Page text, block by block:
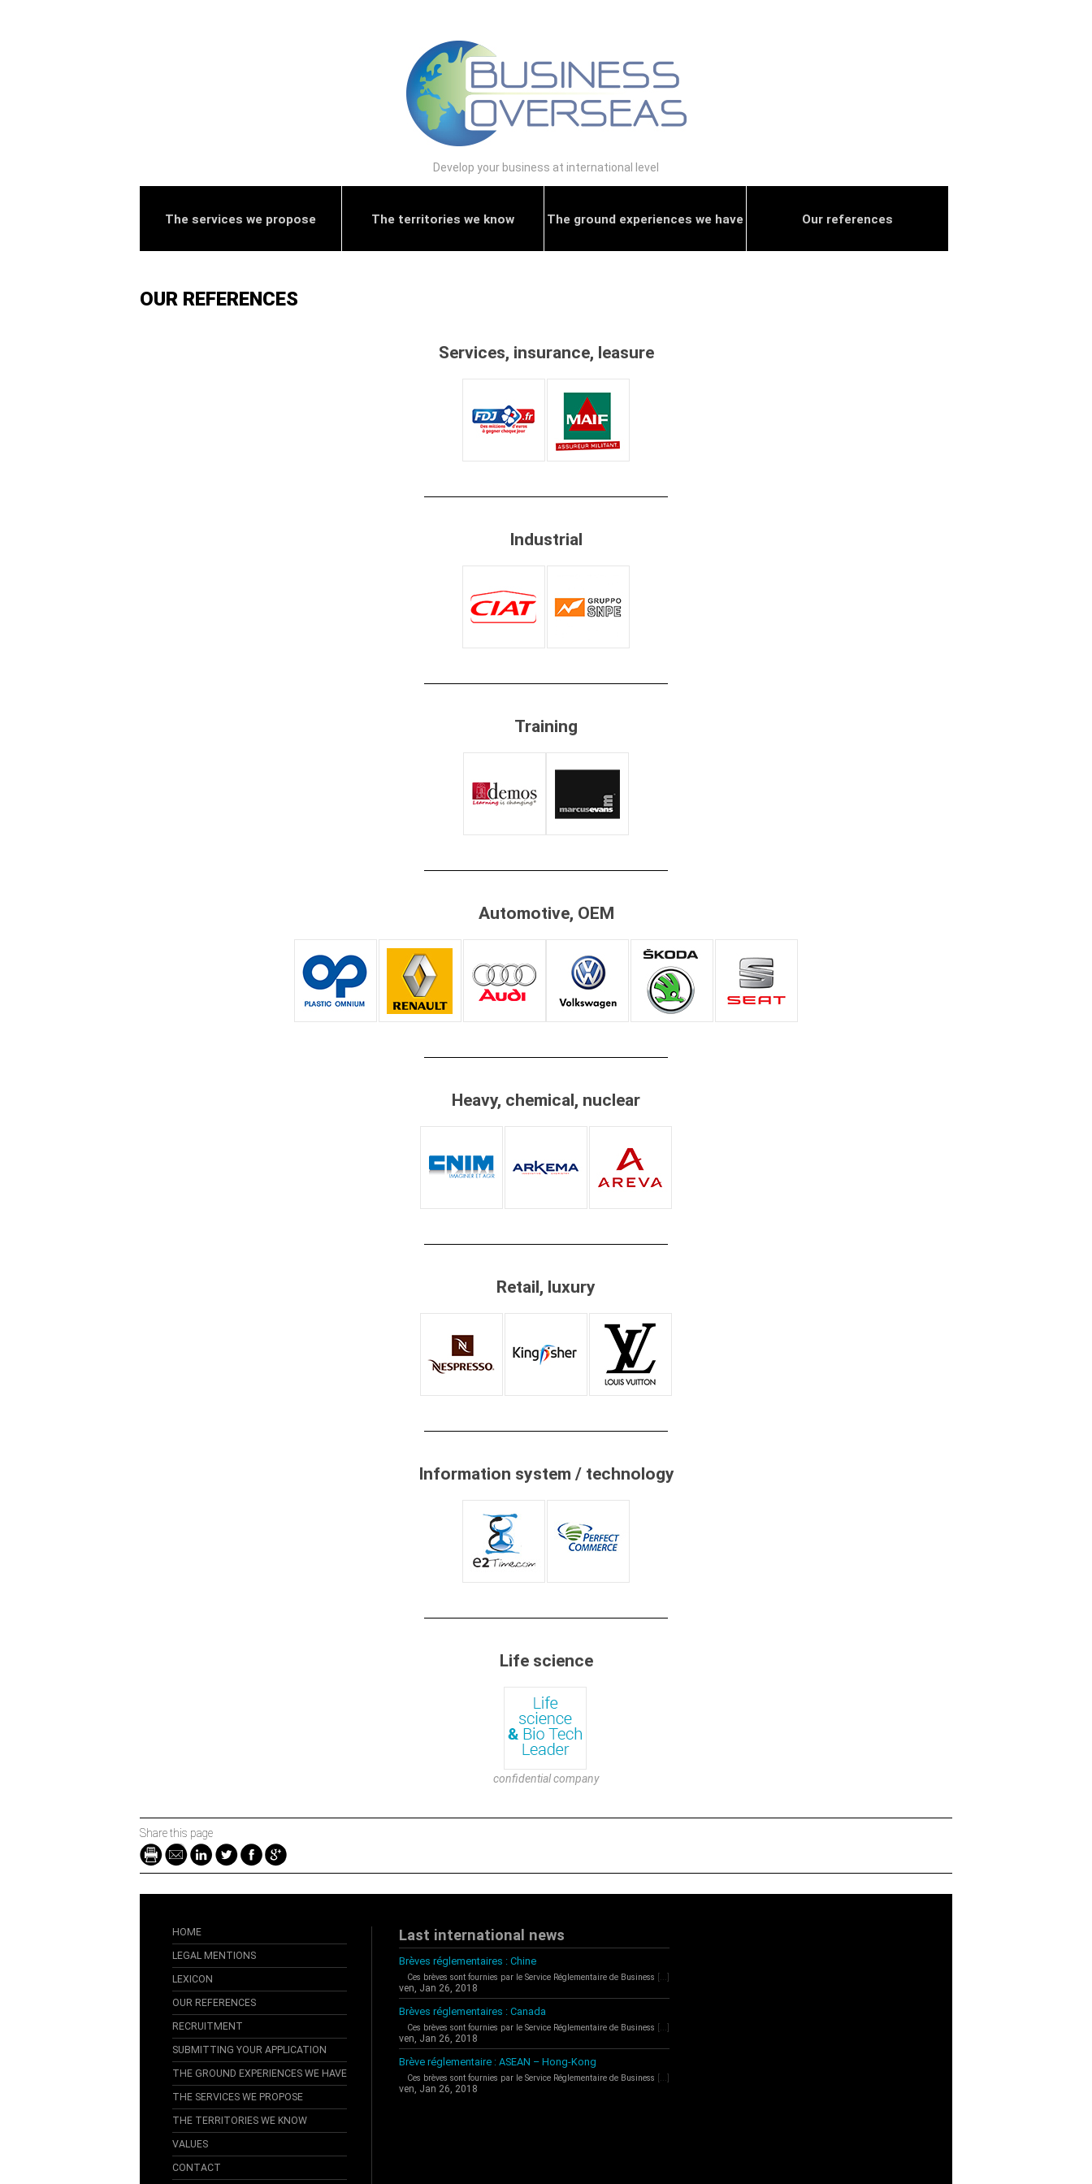
Develop your business at international level
The services we propose The territories we know The ground experiences we have Our references
OUR REFERENCES
Services, insurance, leasure
Industrial
Training
Automotive, OEM
Heavy, chemical, nuclear
Retail, luxury
Information system / technology
Life science
confidential company
Share this page
HOME
LEGAL MENTIONS
LEXICON
OUR REFERENCES
RECRUITMENT
SUBMITTING YOUR APPLICATION
THE GROUND EXPERIENCES WE HAVE
THE SERVICES WE PROPOSE
THE TERRITORIES WE KNOW
VALUES
CONTACT
Last international news
Brèves réglementaires : Chine
Ces brèves sont fournies par le Service Réglementaire de Business [...]
ven, Jan 26, 2018
Brèves réglementaires : Canada
Ces brèves sont fournies par le Service Réglementaire de Business [...]
ven, Jan 26, 2018
Brève réglementaire : ASEAN – Hong-Kong
Ces brèves sont fournies par le Service Réglementaire de Business [...]
ven, Jan 26, 2018